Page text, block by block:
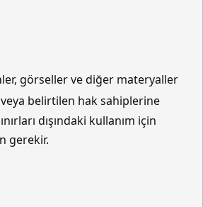
görseller ve diğer materyaller
veya belirtilen hak sahiplerine
dışındaki kullanım için
gerekir.